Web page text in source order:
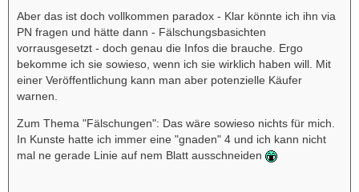
Aber das ist doch vollkommen paradox - Klar könnte ich ihn via
PN fragen und hätte dann - Fälschungsbasichten
vorrausgesetzt - doch genau die Infos die brauche. Ergo
bekomme ich sie sowieso, wenn ich sie wirklich haben will. Mit
einer Veröffentlichung kann man aber potenzielle Käufer
warnen.
Zum Thema "Fälschungen": Das wäre sowieso nichts für mich.
In Kunste hatte ich immer eine "gnaden" 4 und ich kann nicht
mal ne gerade Linie auf nem Blatt ausschneiden